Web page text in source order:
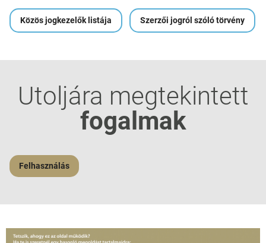
Közös jogkezelők listája Szerzői jogról szóló törvény
Utoljára megtekintett
fogalmak
Felhasználás